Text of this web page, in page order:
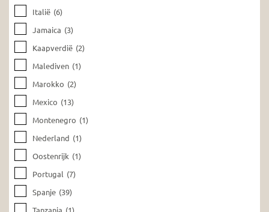
Italië (6)
Jamaica (3)
Kaapverdië (2)
Malediven (1)
Marokko (2)
Mexico (13)
Montenegro (1)
Nederland (1)
Oostenrijk (1)
Portugal (7)
Spanje (39)